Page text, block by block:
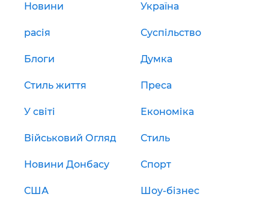
Новини Україна
расія Суспільство
Блоги Думка
Стиль життя Преса
У світі Економіка
Військовий Огляд Стиль
Новини Донбасу Спорт
США Шоу-бізнес